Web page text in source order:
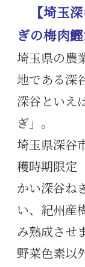
【埼玉深
ぎの梅肉
埼玉県の農
地である深
深谷といえ
ぎ」。
埼玉県深谷
穫時期限定
かい深谷ね
い、紀州産
み熟成させ
野菜色素以